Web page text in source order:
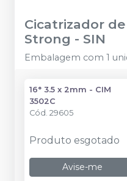
Cicatrizador
Strong - SIN
Embalagem com 1
16° 3.5 x 2mm - CIM
3502C
Cód. 29605
Produto esgotado
Avise-me